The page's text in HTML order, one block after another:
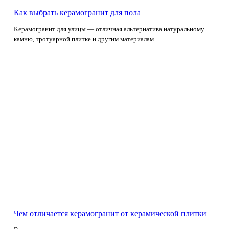
Как выбрать керамогранит для пола
Керамогранит для улицы — отличная альтернатива натуральному
камню, тротуарной плитке и другим материалам...
Чем отличается керамогранит от керамической плитки